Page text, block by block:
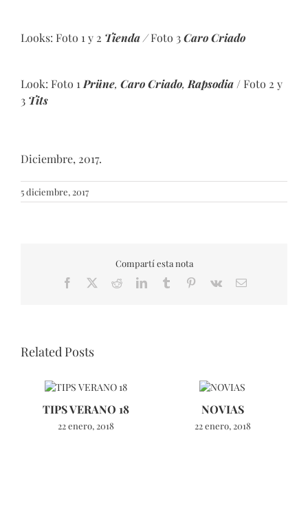
Looks: Foto 1 y 2 Tienda/Foto 3Caro Criado
Look: Foto 1 Prüne, Caro Criado, Rapsodia / Foto 2 y
3 Tits
Diciembre, 2017.
5 diciembre, 2017
Compartí esta nota
Facebook RedditLinkedInTumblr Pinterest
Vk Email
Related Posts
TIPS VERANO 18
22 enero, 2018
NOVIAS
22 enero, 2018